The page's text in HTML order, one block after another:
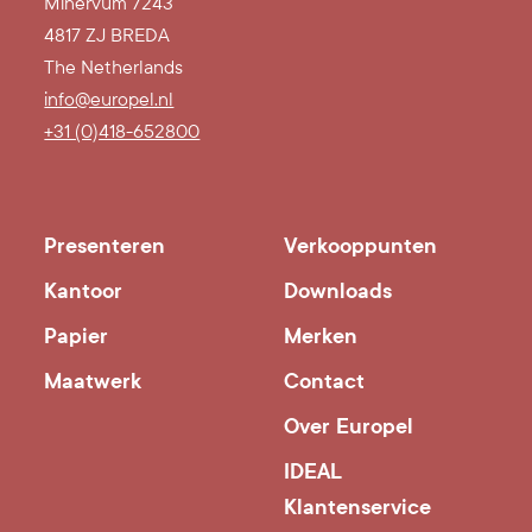
4817 ZJ BREDA
The Netherlands
info@europel.nl
+31 (0)418-652800
Presenteren
Kantoor
Papier
Maatwerk
Verkooppunten
Downloads
Merken
Contact
Over Europel
IDEAL
Klantenservice